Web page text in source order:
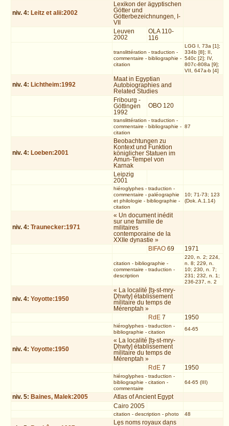
niv. 4: Leitz et alii:2002
Lexikon der ägyptischen
Götter und
Götterbezeichnungen, I-
VII
Leuven
2002
OLA 110-
116
translittération - traduction -
commentaire - bibliographie -
citation
LGG I, 73a [1];
334b [8]; II,
540c [2]; IV,
807c-808a [9];
VII, 647a-b [4]
niv. 4: Lichtheim:1992
Maat in Egyptian
Autobiographies and
Related Studies
Fribourg -
Göttingen
1992
OBO 120
translittération - traduction -
commentaire - bibliographie -
citation
87
niv. 4: Loeben:2001
Beobachtungen zu
Kontext und Funktion
königlicher Statuen im
Amun-Tempel von
Karnak
Leipzig
2001
hiéroglyphes- traduction -
commentaire - paléographie
et philologie - bibliographie -
citation
10; 71-73; 123
(Dok. A.1.14)
niv. 4:Traunecker:1971
« Un document inédit
sur une famille de
militaires
contemporaine de la
XXIIe dynastie »
BIFAO 69 1971
citation - bibliographie -
commentaire - traduction -
description
220, n. 2; 224,
n. 8; 229, n.
10; 230, n. 7;
231; 232, n. 1;
236-237, n. 2
niv. 4:Yoyotte:1950
« La localité [tȝ-st-mry-
Ḏḥwty] établissement
militaire du temps de
Mérenptah »
RdE 7 1950
hiéroglyphes- traduction -
bibliographie - citation
64-65
niv. 4:Yoyotte:1950
« La localité [tȝ-st-mry-
Ḏḥwty] établissement
militaire du temps de
Mérenptah »
RdE 7 1950
hiéroglyphes- traduction -
bibliographie - citation -
commentaire
64-65 (III)
niv. 5: Baines, Malek:2005
Atlas of Ancient Egypt
Cairo 2005
citation - description - photo 48
Les noms royaux dans